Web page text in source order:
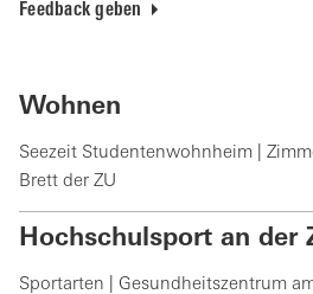
Feedback geben
Wohnen
Seezeit Studentenwohnheim |
Brett der ZU
Hochschulsport an der
Sportarten | Gesundheitszentrum